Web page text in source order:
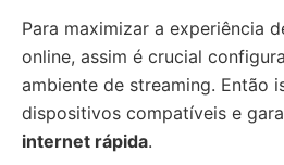
Para maximizar a experiência
online, assim é crucial
ambiente de streaming. Então
dispositivos compatíveis e
internet rápida.